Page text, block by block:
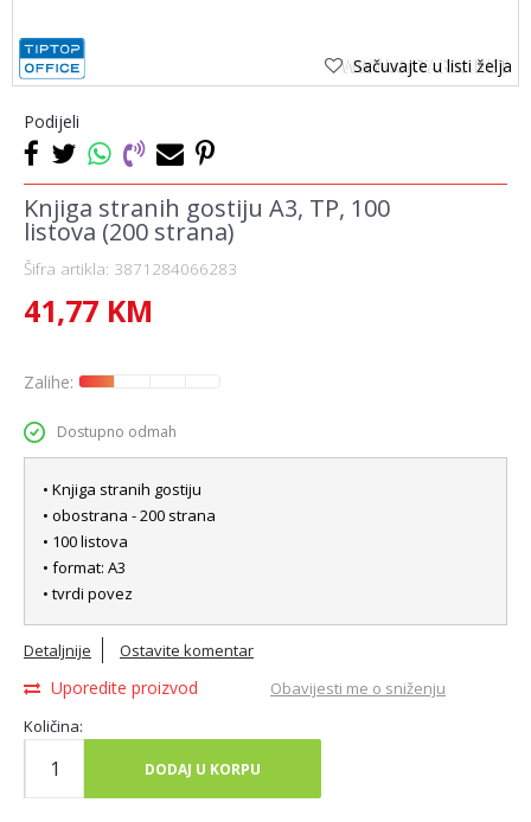
Sačuvajte u listi želja
Podijeli
Knjiga stranih gostiju A3, TP, 100
listova (200 strana)
Šifra artikla: 3871284066283
41,77 KM
Zalihe:
Dostupno odmah
• Knjiga stranih gostiju
• obostrana - 200 strana
• 100 listova
• format: A3
• tvrdi povez
Detaljnije Ostavite komentar
Uporedite proizvod
Obavijesti me o sniženju
Količina:
DODAJ U KORPU